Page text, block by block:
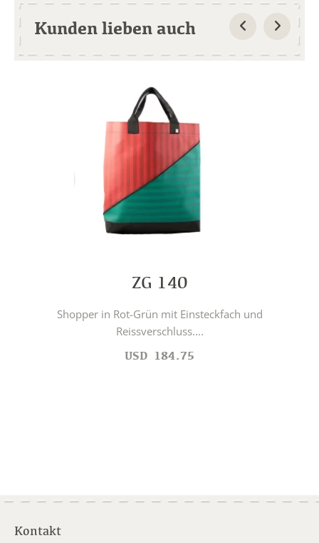
Kunden lieben auch
ZG 140
Shopper in Rot-Grün mit Einsteckfach und
Reissverschluss....
USD 184.75
Kontakt